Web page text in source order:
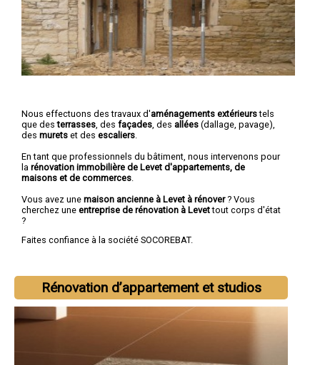
Nous effectuons des travaux d'aménagements extérieurstels
que desterrasses , des façades , des allées (dallage, pavage),
des murets et des escaliers
En tant que professionnels du bâtiment, nous intervenons pour
la rénovation immobilière de Levet d'appartements, de
maisons et de commerces
Vous avez une maison ancienne à Levet à rénover? Vous
cherchez une entreprise de rénovation à Levettout corps d'état
?
Faites confiance à la société SOCOREBAT.
Rénovation d’appartement et studios